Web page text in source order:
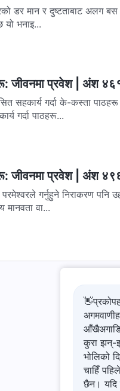
अलग बस एउटा भनाइ छ जसलाई तिमीहरूले
यो भनाइ...
जीवनमा प्रवेश | अंश
सहकार्य गर्दा के-कस्ता पाठहरू
गर्दा पाठहरू...
जीवनमा प्रवेश | अंश
परमेश्‍वरले गर्नुहुने निराकरण पनि
मानवता वा...
कुरा झन्-
भोलिको
चाहिँ
छैन। यदि